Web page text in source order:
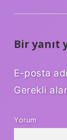
Bir yanıt
E-posta
Gerekli
Yorum